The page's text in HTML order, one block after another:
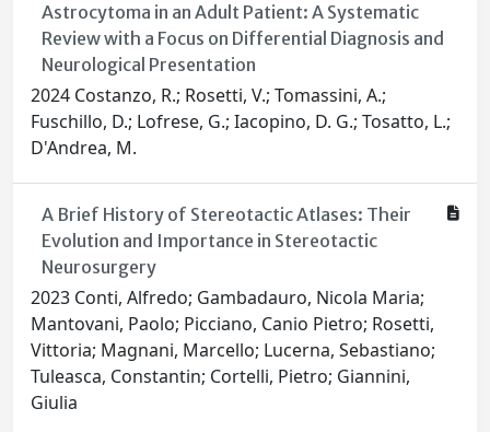
Astrocytoma in an Adult Patient: A Systematic
Review with a Focus on Differential Diagnosis and
Neurological Presentation
2024 Costanzo, R.; Rosetti, V.; Tomassini, A.;
Fuschillo, D.; Lofrese, G.; Iacopino, D. G.; Tosatto, L.;
D'Andrea, M.
A Brief History of Stereotactic Atlases: Their
Evolution and Importance in Stereotactic
Neurosurgery
2023 Conti, Alfredo; Gambadauro, Nicola Maria;
Mantovani, Paolo; Picciano, Canio Pietro; Rosetti,
Vittoria; Magnani, Marcello; Lucerna, Sebastiano;
Tuleasca, Constantin; Cortelli, Pietro; Giannini,
Giulia